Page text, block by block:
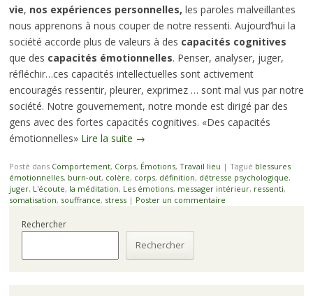
vie, nos expériences personnelles, les paroles malveillantes
nous apprenons à nous couper de notre ressenti. Aujourd’hui la
société accorde plus de valeurs à des capacités cognitives
que des capacités émotionnelles. Penser, analyser, juger,
réfléchir…ces capacités intellectuelles sont activement
encouragés ressentir, pleurer, exprimez … sont mal vus par notre
société. Notre gouvernement, notre monde est dirigé par des
gens avec des fortes capacités cognitives. «Des capacités
émotionnelles» Lire la suite →
Posté dans Comportement, Corps, Émotions, Travail lieu | Tagué blessures
émotionnelles, burn-out, colère, corps, définition, détresse psychologique,
juger, L'écoute, la méditation, Les émotions, messager intérieur, ressenti,
somatisation, souffrance, stress | Poster un commentaire
Rechercher
Rechercher